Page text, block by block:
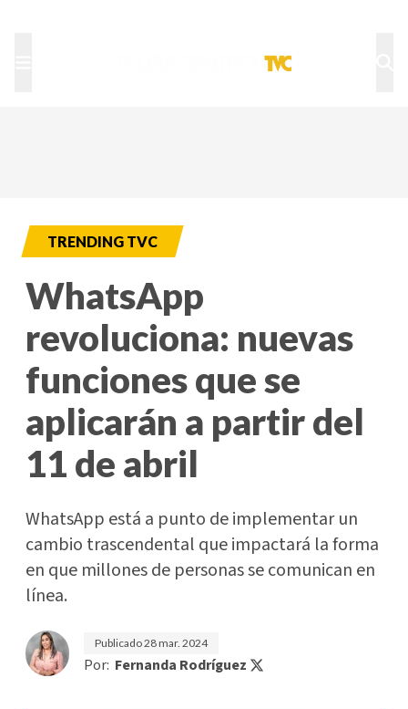
TRENDING TVC
WhatsApp
revoluciona: nuevas
funciones que se
aplicarán a partir del
11 de abril
WhatsApp está a punto de implementar un
cambio trascendental que impactará la forma
en que millones de personas se comunican en
línea.
Publicado28 mar. 2024
Por: Fernanda Rodríguez